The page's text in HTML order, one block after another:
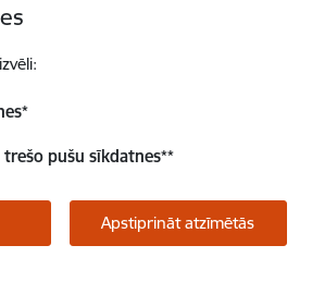
*
pušu sīkdatnes**
Apstiprināt atzīmētās